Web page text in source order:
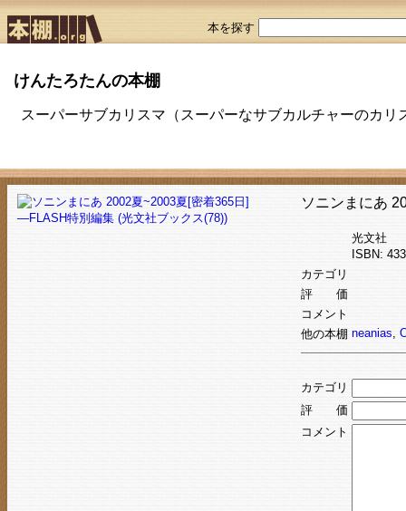
本を探す
けんたろたんの本棚
スーパーサブカリスマ（スーパーなサブカルチャーのカ
ソニンまにあ
光文社
ISBN:
カテゴリ
評 価
コメント
他の本棚 neanias,
カテゴリ
評 価
コメント